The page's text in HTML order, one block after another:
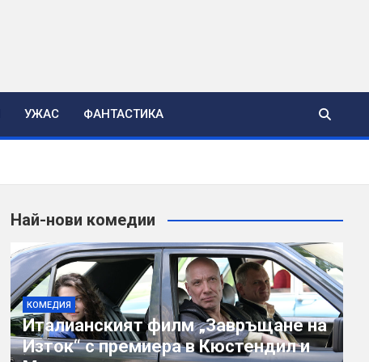
УЖАС ФАНТАСТИКА
Най-нови комедии
КОМЕДИЯ
Италианският филм „Завръщане на
Изток“ с премиера в Кюстендил и